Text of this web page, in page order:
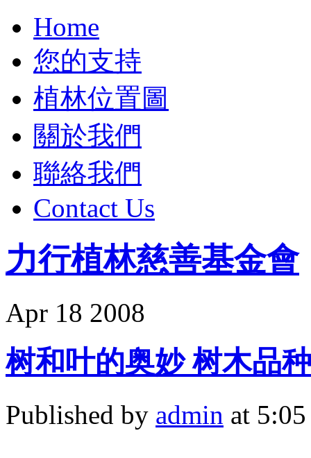
Home
您的支持
植林位置圖
關於我們
聯絡我們
Contact Us
力行植林慈善基金會
Apr 18 2008
树和叶的奥妙 树木品
Published by admin at